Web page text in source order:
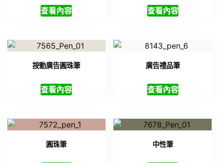
查看內容 查看內容
按動廣告圓珠筆
查看內容
廣告禮品筆
查看內容
圓珠筆 中性筆